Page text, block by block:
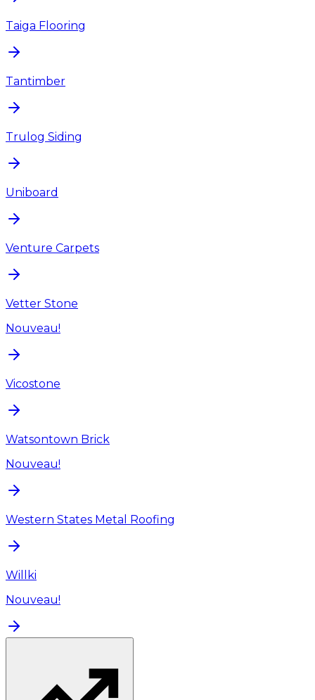
Taiga Flooring
Tantimber
Trulog Siding
Uniboard
Venture Carpets
Vetter Stone
Nouveau!
Vicostone
Watsontown Brick
Nouveau!
Western States Metal Roofing
Willki
Nouveau!